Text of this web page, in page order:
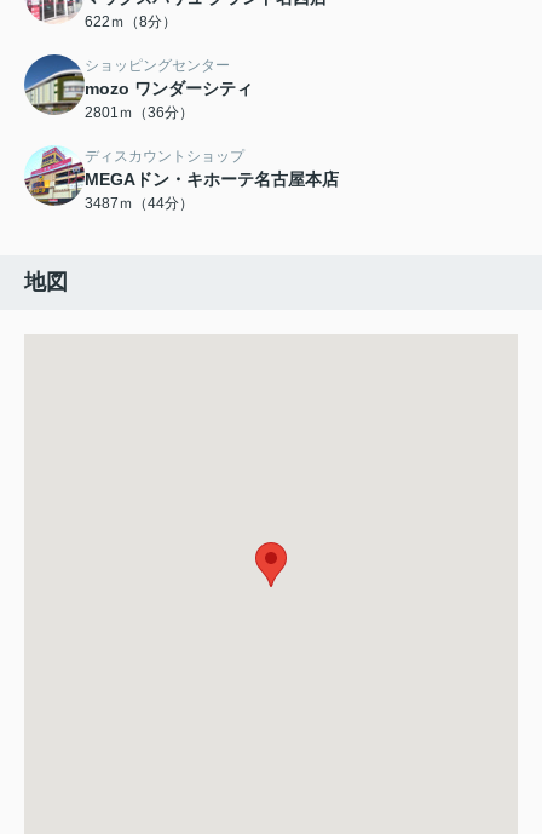
622ｍ（8分）
ショッピングセンター
mozo ワンダーシティ
2801ｍ（36分）
ディスカウントショップ
MEGAドン・キホーテ名古屋本店
3487ｍ（44分）
地図